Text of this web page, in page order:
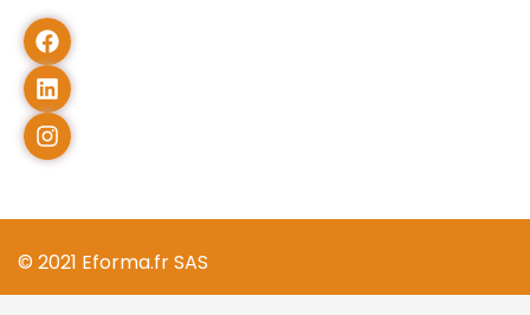
© 2021 Eforma.fr SAS